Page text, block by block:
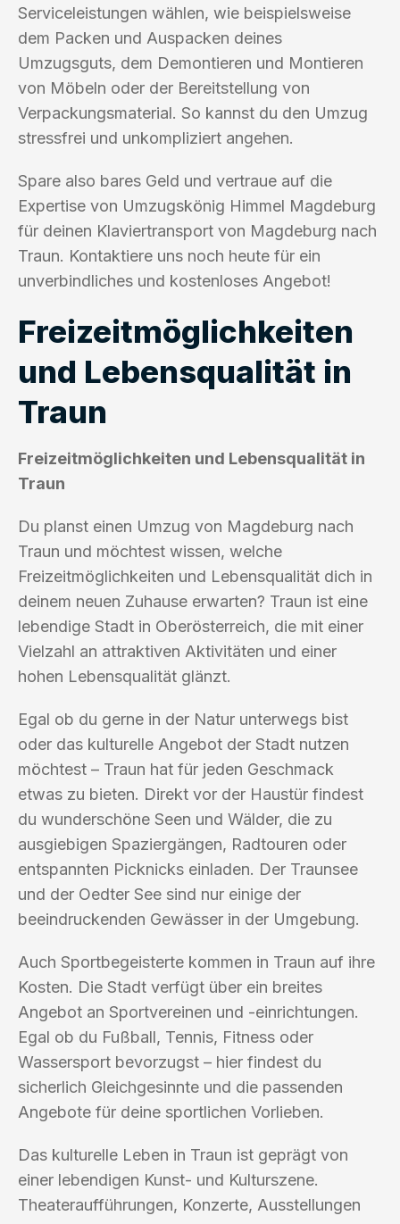
Serviceleistungen wählen, wie beispielsweise
dem Packen und Auspacken deines
Umzugsguts, dem Demontieren und Montieren
von Möbeln oder der Bereitstellung von
Verpackungsmaterial. So kannst du den Umzug
stressfrei und unkompliziert angehen.
Spare also bares Geld und vertraue auf die
Expertise von Umzugskönig Himmel Magdeburg
für deinen Klaviertransport von Magdeburg nach
Traun. Kontaktiere uns noch heute für ein
unverbindliches und kostenloses Angebot!
Freizeitmöglichkeiten
und Lebensqualität in
Traun
Freizeitmöglichkeiten und Lebensqualität in
Traun
Du planst einen Umzug von Magdeburg nach
Traun und möchtest wissen, welche
Freizeitmöglichkeiten und Lebensqualität dich in
deinem neuen Zuhause erwarten? Traun ist eine
lebendige Stadt in Oberösterreich, die mit einer
Vielzahl an attraktiven Aktivitäten und einer
hohen Lebensqualität glänzt.
Egal ob du gerne in der Natur unterwegs bist
oder das kulturelle Angebot der Stadt nutzen
möchtest – Traun hat für jeden Geschmack
etwas zu bieten. Direkt vor der Haustür findest
du wunderschöne Seen und Wälder, die zu
ausgiebigen Spaziergängen, Radtouren oder
entspannten Picknicks einladen. Der Traunsee
und der Oedter See sind nur einige der
beeindruckenden Gewässer in der Umgebung.
Auch Sportbegeisterte kommen in Traun auf ihre
Kosten. Die Stadt verfügt über ein breites
Angebot an Sportvereinen und -einrichtungen.
Egal ob du Fußball, Tennis, Fitness oder
Wassersport bevorzugst – hier findest du
sicherlich Gleichgesinnte und die passenden
Angebote für deine sportlichen Vorlieben.
Das kulturelle Leben in Traun ist geprägt von
einer lebendigen Kunst- und Kulturszene.
Theateraufführungen, Konzerte, Ausstellungen